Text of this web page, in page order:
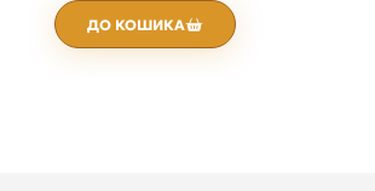
ДО КОШИКА